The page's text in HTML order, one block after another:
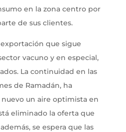
en la zona centro por
de sus clientes.
que sigue
vacuno y en especial,
La continuidad en las
de Ramadán, ha
un aire optimista en
eliminado la oferta que
se espera que las